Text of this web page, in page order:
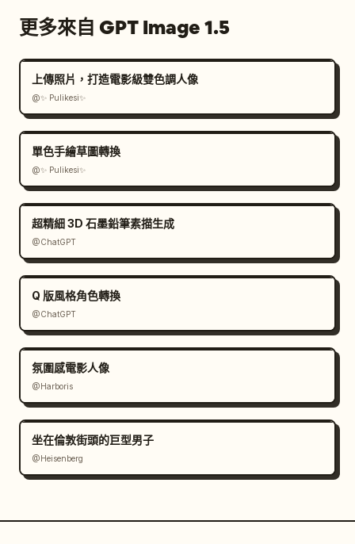
更多來自 GPT Image 1.5
上傳照片，打造電影級雙色調人像
@✨ Pulikesi✨
單色手繪草圖轉換
@✨ Pulikesi✨
超精細 3D 石墨鉛筆素描生成
@ChatGPT
Q 版風格角色轉換
@ChatGPT
氛圍感電影人像
@Harboris
坐在倫敦街頭的巨型男子
@Heisenberg